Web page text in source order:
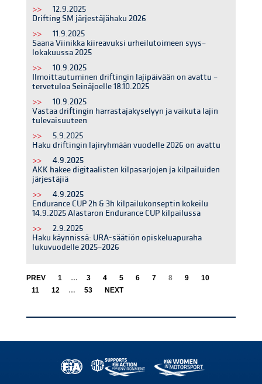
>>
12.9.2025
Drifting SM järjestäjähaku 2026
>>
11.9.2025
Saana Viinikka kiireavuksi urheilutoimeen syys–
lokakuussa 2025
>>
10.9.2025
Ilmoittautuminen driftingin lajipäivään on avattu –
tervetuloa Seinäjoelle 18.10.2025
>>
10.9.2025
Vastaa driftingin harrastajakyselyyn ja vaikuta lajin
tulevaisuuteen
>>
5.9.2025
Haku driftingin lajiryhmään vuodelle 2026 on avattu
>>
4.9.2025
AKK hakee digitaalisten kilpasarjojen ja kilpailuiden
järjestäjiä
>>
4.9.2025
Endurance CUP 2h & 3h kilpailukonseptin kokeilu
14.9.2025 Alastaron Endurance CUP kilpailussa
>>
2.9.2025
Haku käynnissä: URA-säätiön opiskeluapuraha
lukuvuodelle 2025–2026
PREV 1 … 3 4 5 6 7 8 9
10
11
12 … 53 NEXT